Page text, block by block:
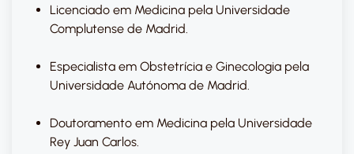
Licenciado em Medicina pela Universidade
Complutense de Madrid.
Especialista em Obstetrícia e Ginecologia pela
Universidade Autónoma de Madrid.
Doutoramento em Medicina pela Universidade
Rey Juan Carlos.